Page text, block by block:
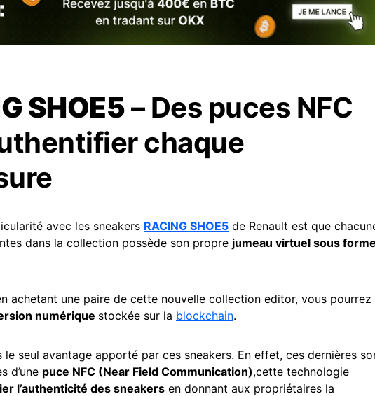
SHOE5– Des puces NFC
chaque
avec les sneakers RACING SHOE5 de Renault est que
dans la collection possède son propre jumeau virtuel sous forme
achetant une paire de cette nouvelle collection editor, vous pourrez
numérique stockée sur la blockchain.
le seul avantage apporté par ces sneakers. En effet, ces dernières
d’une puce NFC (Near Field Communication),cette technologie
l’authenticité des sneakers en donnant aux propriétaires la